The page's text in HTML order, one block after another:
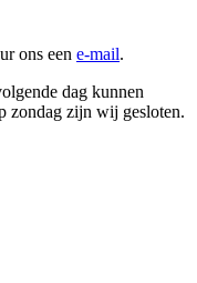
ons een e-mail.
dag kunnen
zondag zijn wij gesloten.